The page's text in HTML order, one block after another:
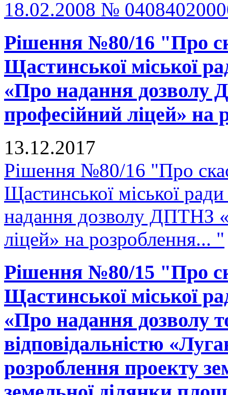
18.02.2008 №
Рішення №80/16 "Про
Щастинської міської
«Про надання
професійний ліцей» на
13.12.2017
Рішення №80/16 "Про
Щастинської міської
надання дозволу ДПТНЗ
ліцей» на розроблення... "
Рішення №80/15 "Про
Щастинської міської
«Про надання дозволу
відповідальністю
розроблення проекту